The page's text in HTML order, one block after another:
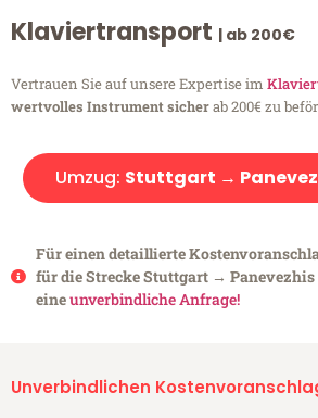
Klaviertransport | ab 200€
Vertrauen Sie auf unsere Expertise im
wertvolles Instrument sicherab 200€ zu
Umzug: Stuttgart →
Für einen detaillierte
für die Strecke Stuttgart →
eineunverbindliche Anfrage!
Unverbindlichen